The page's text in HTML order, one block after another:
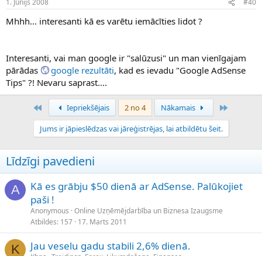
1. Jūnijs 2008 #40
Mhhh... interesanti kā es varētu iemācīties lidot ?
Interesanti, vai man google ir "salūzusi" un man vienīgajam
pārādas
google rezultāti, kad es ievadu "Google AdSense
Tips" ?! Nevaru saprast....
PirmaisIepriekšējais 2 no 4 Nākamais
Jums ir jāpieslēdzas vai jāreģistrējas, lai atbildētu šeit.
Līdzīgi pavedieni
A
Kā es grābju $50 dienā ar AdSense. Palūkojiet
paši !
Anonymous Online Uzņēmējdarbība un Biznesa Izaugsme
Atbildes 157 17. Marts 2011
K Jau veselu gadu stabili 2,6% dienā.